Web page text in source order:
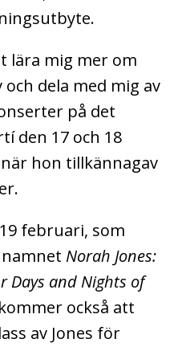
lära mig mer om
dela med mig av
på det
den 17 och 18
hon tillkännagav
februari, som
Norah Jones:
Days and Nights of
också att
av Jones för